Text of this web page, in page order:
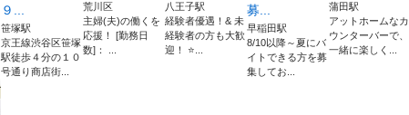
９...
笹塚駅
京王線渋谷区笹塚
駅徒歩４分の１０
号通り商店街...
荒川区
主婦(夫)の働くを
応援！ [勤務日
数]： ...
八王子駅
経験者優遇！& 未
経験者の方も大歓
迎！ ⭐...
募...
早稲田駅
8/10以降～夏にバ
イトできる方を募
集してお...
蒲田駅
アットホームなカ
ウンターバーで、
一緒に楽しく...